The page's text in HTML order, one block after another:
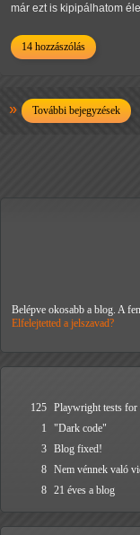
már ezt is kipipálhatom
14 hozzászólás
További bejegyzések
Belépve okosabb a blog. A
Elfelejtetted a jelszavad?
125 Playwright tests for
1
"Dark code"
3 Blog fixed!
8 Nem vénnek való
8 21 éves a blog